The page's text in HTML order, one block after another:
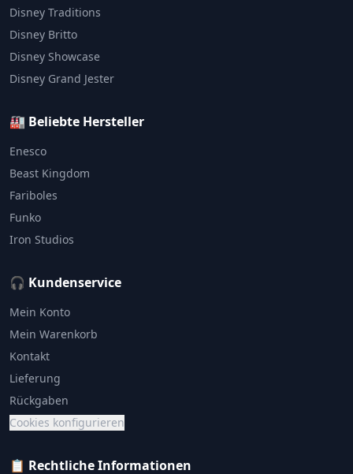
Disney Traditions
Disney Britto
Disney Showcase
Disney Grand Jester
🏭 Beliebte Hersteller
Enesco
Beast Kingdom
Fariboles
Funko
Iron Studios
🎧 Kundenservice
Mein Konto
Mein Warenkorb
Kontakt
Lieferung
Rückgaben
Cookies konfigurieren
📋 Rechtliche Informationen